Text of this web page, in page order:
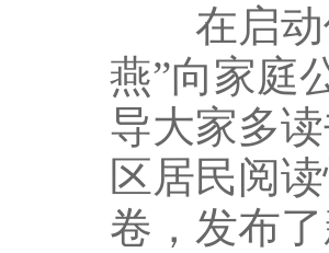
在启动仪
燕”向家庭
导大家多
区居民阅
卷，发布